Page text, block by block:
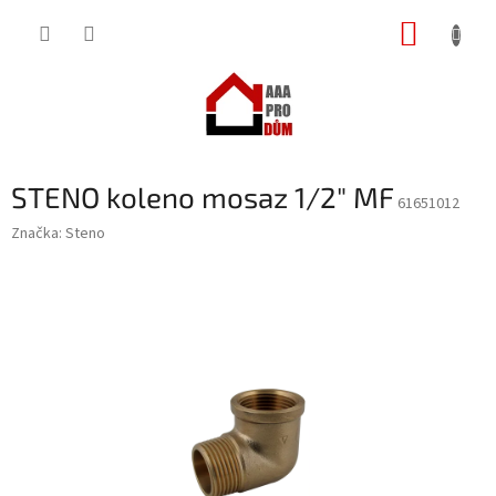
STENO koleno mosaz 1/2" MF 61651012
Značka: Steno